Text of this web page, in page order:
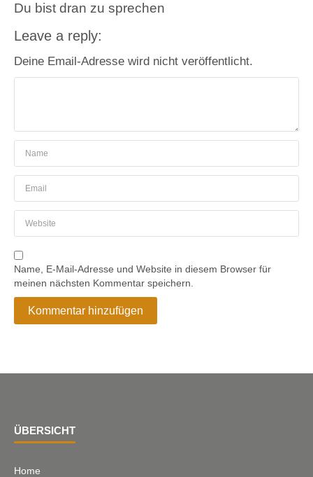
Du bist dran zu sprechen
Leave a reply:
Deine Email-Adresse wird nicht veröffentlicht.
Name, E-Mail-Adresse und Website in diesem Browser für
meinen nächsten Kommentar speichern.
ÜBERSICHT
Home